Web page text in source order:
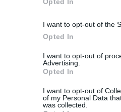
I want to opt-out of the
Opted In
I want to opt-out of
Advertising.
Opted In
I want to opt-out of
of my Personal Data
was collected.
(2015), Ένας Πιστός Άντρας
ηθοποιού για την
Βραβείο Σεζάρ σεναρίου